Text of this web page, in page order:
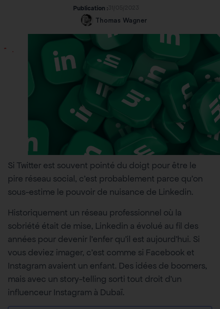
Publication :
Thomas Wagner
Si Twitter est souvent pointé du doigt pour être le
pire réseau social, c’est probablement parce qu’on
sous-estime le pouvoir de nuisance de Linkedin.
Historiquement un réseau professionnel où la
sobriété était de mise, Linkedin a évolué au fil des
années pour devenir l’enfer qu’il est aujourd’hui. Si
vous deviez imager, c’est comme si Facebook et
Instagram avaient un enfant. Des idées de boomers,
mais avec un story-telling sorti tout droit d’un
influenceur Instagram à Dubaï.